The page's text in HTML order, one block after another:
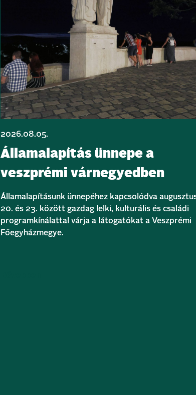
2026.08.05.
Államalapítás ünnepe a
veszprémi várnegyedben
Államalapításunk ünnepéhez kapcsolódva
20. és 23. között gazdag lelki, kulturális és családi
programkínálattal várja a látogatókat a Veszprémi
Főegyházmegye.